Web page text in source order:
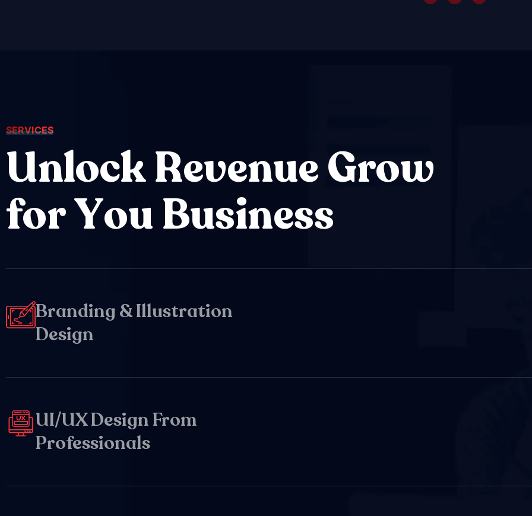
SERVICES
UnlockRevenueGrow
forYouBusiness
Branding & Illustration
Design
UI/UX Design From
Professionals